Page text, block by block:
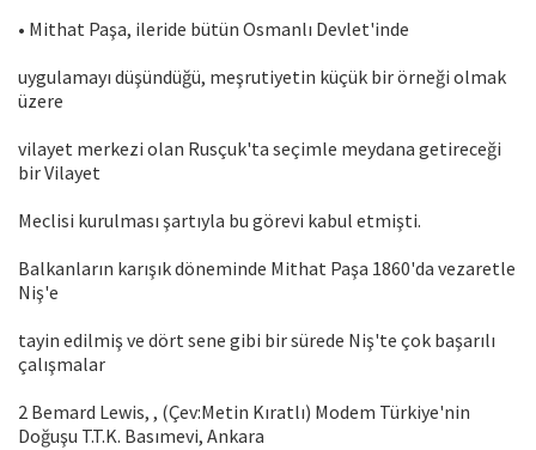
• Mithat Paşa, ileride bütün Osmanlı Devlet'inde
uygulamayı düşündüğü, meşrutiyetin küçük bir örneği olmak
üzere
vilayet merkezi olan Rusçuk'ta seçimle meydana getireceği
bir Vilayet
Meclisi kurulması şartıyla bu görevi kabul etmişti.
Balkanların karışık döneminde Mithat Paşa 1860'da vezaretle
Niş'e
tayin edilmiş ve dört sene gibi bir sürede Niş'te çok başarılı
çalışmalar
2 Bemard Lewis, , (Çev:Metin Kıratlı) Modem Türkiye'nin
Doğuşu T.T.K. Basımevi, Ankara